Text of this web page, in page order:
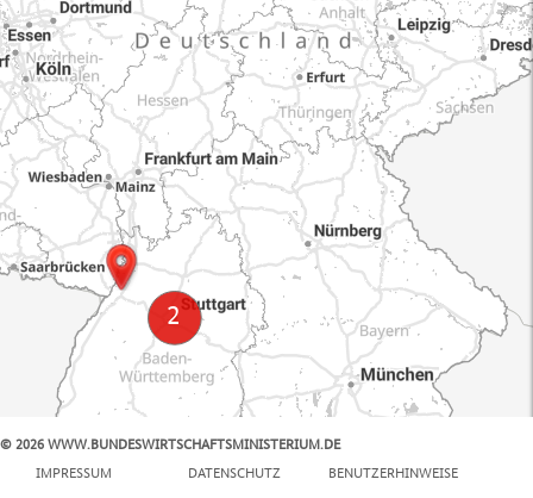
© 2026 WWW.BUNDESWIRTSCHAFTSMINISTERIUM.DE
IMPRESSUM
DATENSCHUTZ BENUTZERHINWEISE